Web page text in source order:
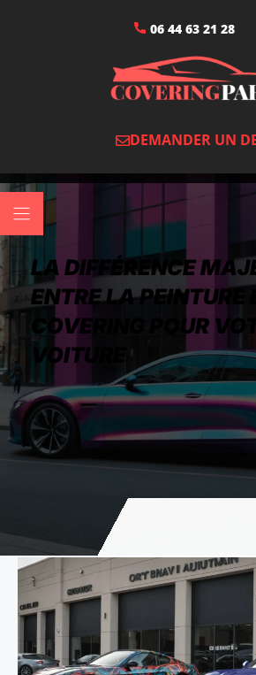
06 44 63 21 28
DEMANDER UN
LA DIFFÉRENCE
ENTRE LA PEINTURE
COVERING POUR
VOITURE